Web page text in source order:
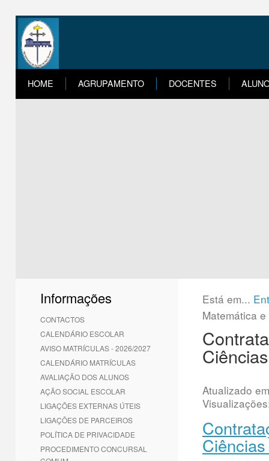
HOME AGRUPAMENTO DOCENTES
Informações
CONTACTOS
CALENDÁRIO ESCOLAR
AVISO MATRÍCULAS - 2026/2027
CALENDÁRIO MATRÍCULAS
AVALIAÇÃO DOS ALUNOS
AÇÃO SOCIAL ESCOLAR
LIGAÇÕES EXTERNAS ÚTEIS
LIGAÇÕES DE PARCEIROS
POLÍTICA DE PRIVACIDADE
PROCEDIMENTO CONCURSAL
Está em...
Matemática
Atualizado